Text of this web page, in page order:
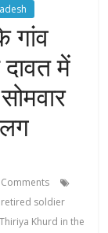
गांव
दावत में
soldier
Khurd in the